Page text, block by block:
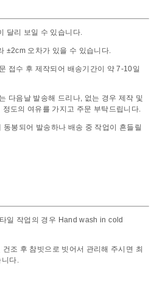
달리 보일 수 있습니다.
±2cm 오차가 있을 수 있습니다.
접수 후 제작되어 배송기간이 약 7-10일
다음날 발송해 드리나, 없는 경우 제작 및
도의 여유를 가지고 주문 부탁드립니다.
봉되어 발송하나 배송 중 작업이 흔들릴
일 작업의 경우 Hand wash in cold
조 후 참빗으로 빗어서 관리해 주시면 최
니다.